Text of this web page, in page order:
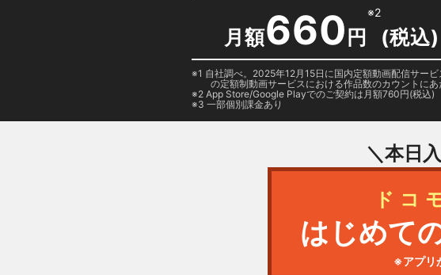
月額660 円
※2
(税込)
1 自社調べ。2025年12月15日に国内定額動画配信サー
の定額制動画サービスにおける作品数のカウントに
2 App Store/Google Playでのご契約は月額760円(税込)
3 一部個別課金あり
＼本日
ドコ
はじめて
※アプリ